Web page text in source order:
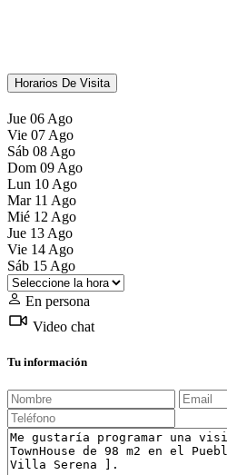
Horarios De Visita
Jue 06 Ago
Vie 07 Ago
Sáb 08 Ago
Dom 09 Ago
Lun 10 Ago
Mar 11 Ago
Mié 12 Ago
Jue 13 Ago
Vie 14 Ago
Sáb 15 Ago
En persona
Video chat
Tu información